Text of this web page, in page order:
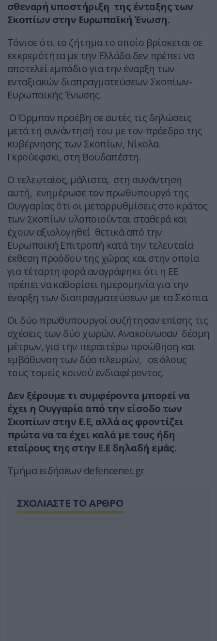
σθεναρή υποστήριξη της ένταξης των
Σκοπίων στην Ευρωπαϊκή Ένωση.
Τόνισε ότι το ζήτημα το οποίο βρίσκεται σε
εκκρεμότητα με την Ελλάδα δεν πρέπει να
αποτελεί εμπόδιο για την έναρξη των
ενταξιακών διαπραγματεύσεων Σκοπίων-
Ευρωπαϊκής Ένωσης.
Ο Όρμπαν προέβη σε αυτές τις δηλώσεις
μετά τη συνάντησή του με τον πρόεδρο της
κυβέρνησης των Σκοπίων, Νίκολα
Γκρούεφσκι, στη Βουδαπέστη.
Ο τελευταίος, μάλιστα, στη συνάντηση
αυτή, ενημέρωσε τον πρωθυπουργό της
Ουγγαρίας ότι οι μεταρρυθμίσεις στο κράτος
των Σκοπίων υλοποιούνται σταθερά και
έχουν αξιολογηθεί θετικά από την
Ευρωπαϊκή Επιτροπή κατά την τελευταία
έκθεση προόδου της χώρας και στην οποία
για τέταρτη φορά αναγράφηκε ότι η ΕΕ
πρέπει να καθορίσει ημερομηνία για την
έναρξη των διαπραγματεύσεων με τα Σκόπια.
Οι δύο πρωθυπουργοί συζήτησαν επίσης τις
σχέσεις των δύο χωρών. Ανακοίνωσαν δέσμη
μέτρων, για την περαιτέρω προώθηση και
εμβάθυνση των δύο πλευρών, σε όλους
τους τομείς κοινού ενδιαφέροντος.
Δεν ξέρουμε τι συμφέροντα μπορεί να
έχει η Ουγγαρία από την είσοδο των
Σκοπίων στην Ε.Ε, αλλά ας φροντίζει
πρώτα να τα έχει καλά με τους ήδη
εταίρους της στην Ε.Ε δηλαδή εμάς.
Tμήμα ειδήσεων defencenet.gr
ΣΧΟΛΙΑΣΤΕ ΤΟ ΑΡΘΡΟ